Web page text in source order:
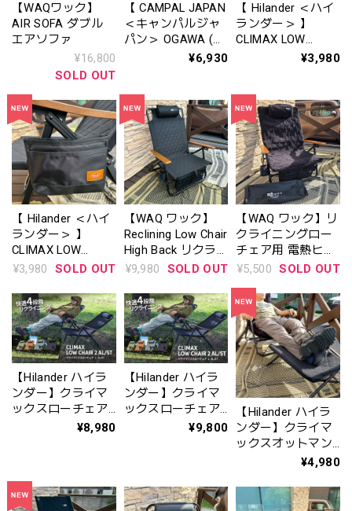
【WAQワック】
AIR SOFA ダブル
エアソファ
¥16,800
SOLD OUT
【 CAMPAL JAPAN
＜キャンパルジャ
パン＞ OGAWA (オ
ガワ）】Stool（ス
¥6,930
【 Hilander ＜ハイ
ランダー＞ 】
CLIMAX LOW
イドトレー）ダー
クブラウン / ブラ
ック R <HCS-
037> / L <HCS-
038>
¥3,980
【 Hilander ＜ハイ
ランダー＞ 】
CLIMAX LOW
CHAIR SIDE
クスローチェア サ
イドバッグ）
7001574
¥3,980 SOLD OUT
【WAQ ワック】
Reclining Low Chair
High Back リクラ
イニングローチェ
年保証】ブラック
¥9,980 SOLD OUT
【WAQ ワック】リ
クライニングロー
チェア用 電熱ヒー
トカバー｜温度3段
テリー対応・防寒
【1年保証】
¥5,500 SOLD OUT
【Hilander ハイラ
ンダー】クライマ
ックスローチェア
２ ST（スチール）
¥8,980
【Hilander ハイラ
ンダー】クライマ
ックスローチェア
２ AL（アルミ）※
¥9,800
【Hilander ハイラ
ンダー】クライマ
ックスオットマン
【１年保証】
場〉
¥4,980